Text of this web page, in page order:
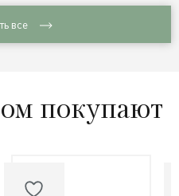
все
покупают